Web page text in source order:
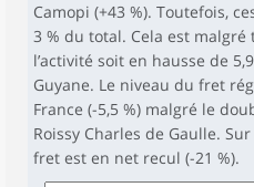
Camopi (+43 %). Toutefois,
3 % du total. Cela est
l’activité soit en hausse de
Guyane. Le niveau du fret
France (-5,5 %) malgré le
Roissy Charles de Gaulle.
fret est en net recul (-21 %).